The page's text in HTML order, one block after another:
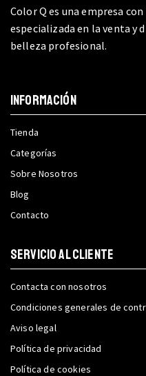
Color Q es una empresa
especializada en la venta y
belleza profesional.
INFORMACIÓN
Tienda
Categorías
Sobre Nosotros
Blog
Contacto
SERVICIO AL CLIENTE
Contacta con nosotros
Condiciones generales de
Aviso legal
Política de privacidad
Política de cookies